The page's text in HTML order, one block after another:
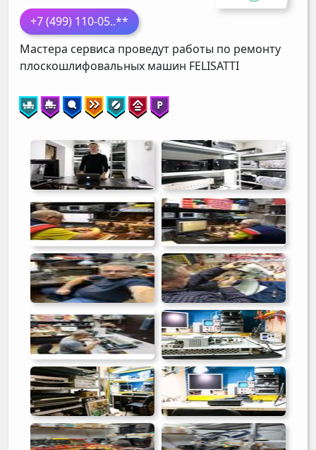
+7 (499) 110-05..**
Мастера сервиса проведут работы по ремонту
плоскошлифовальных машин FELISATTI